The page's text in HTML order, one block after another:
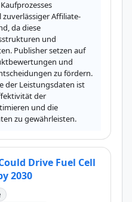
zuverlässiger Affiliate-
da diese
und
Publisher setzen auf
und
zu fördern.
der Leistungsdaten ist
der
und die
zu gewährleisten.
Drive Fuel Cell
2030